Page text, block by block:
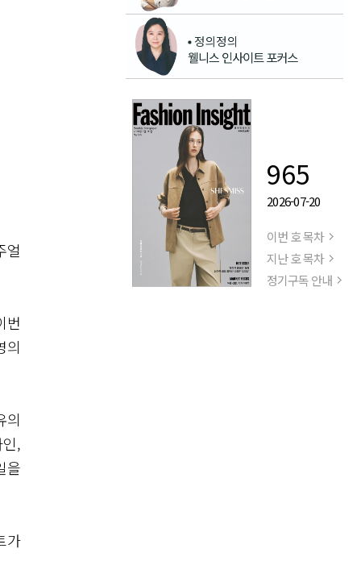
얼
번
의
의
,
을
가
965
2026-07-20
이번 호 목차
지난 호 목차
정기구독 안내